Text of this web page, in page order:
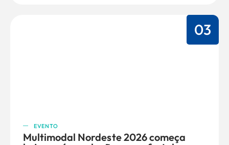
03
EVENTO
Multimodal Nordeste 2026 começa